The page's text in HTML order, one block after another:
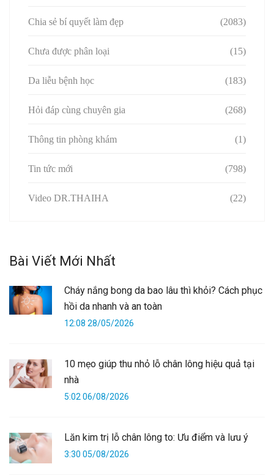
Chia sẻ bí quyết làm đẹp (2083)
Chưa được phân loại (15)
Da liễu bệnh học (183)
Hỏi đáp cùng chuyên gia (268)
Thông tin phòng khám (1)
Tin tức mới (798)
Video DR.THAIHA (22)
Bài Viết Mới Nhất
Cháy nắng bong da bao lâu thì khỏi? Cách phục
hồi da nhanh và an toàn
12:08 28/05/2026
10 mẹo giúp thu nhỏ lỗ chân lông hiệu quả tại
nhà
5:02 06/08/2026
Lăn kim trị lỗ chân lông to: Ưu điểm và lưu ý
3:30 05/08/2026